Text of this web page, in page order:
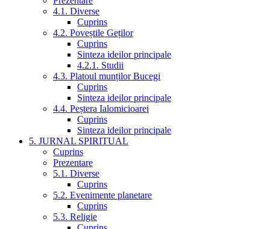
4.1. Diverse
Cuprins
4.2. Poveștile Geților
Cuprins
Sinteza ideilor principale
4.2.1. Studii
4.3. Platoul munților Bucegi
Cuprins
Sinteza ideilor principale
4.4. Peștera Ialomicioarei
Cuprins
Sinteza ideilor principale
5. JURNAL SPIRITUAL
Cuprins
Prezentare
5.1. Diverse
Cuprins
5.2. Evenimente planetare
Cuprins
5.3. Religie